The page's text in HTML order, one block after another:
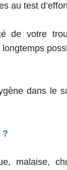
au test
de votre
dans le
?
malaise,